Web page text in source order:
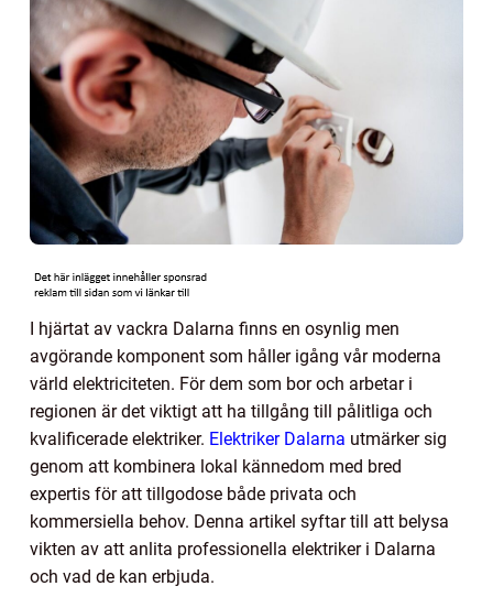
I hjärtat av vackra Dalarna finns en osynlig men
avgörande komponent som håller igång vår moderna
värld elektriciteten. För dem som bor och arbetar i
regionen är det viktigt att ha tillgång till pålitliga och
kvalificerade elektriker. Elektriker Dalarna utmärker sig
genom att kombinera lokal kännedom med bred
expertis för att tillgodose både privata och
kommersiella behov. Denna artikel syftar till att belysa
vikten av att anlita professionella elektriker i Dalarna
och vad de kan erbjuda.